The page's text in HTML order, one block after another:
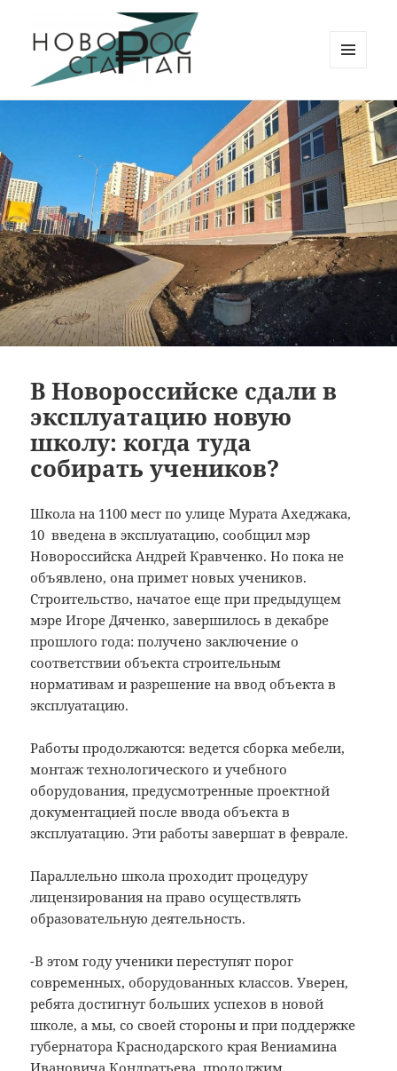
ВИДЖЕТЫ
В Новороссийске сдали в
эксплуатацию новую
школу: когда туда
собирать учеников?
Школа на 1100 мест по улице Мурата Ахеджака,
10 введена в эксплуатацию, сообщил мэр
Новороссийска Андрей Кравченко. Но пока не
объявлено, она примет новых учеников.
Строительство, начатое еще при предыдущем
мэре Игоре Дяченко, завершилось в декабре
прошлого года: получено заключение о
соответствии объекта строительным
нормативам и разрешение на ввод объекта в
эксплуатацию.
Работы продолжаются: ведется сборка мебели,
монтаж технологического и учебного
оборудования, предусмотренные проектной
документацией после ввода объекта в
эксплуатацию. Эти работы завершат в феврале.
Параллельно школа проходит процедуру
лицензирования на право осуществлять
образовательную деятельность.
-В этом году ученики переступят порог
современных, оборудованных классов. Уверен,
ребята достигнут больших успехов в новой
школе, а мы, со своей стороны и при поддержке
губернатора Краснодарского края Вениамина
Ивановича Кондратьева, продолжим